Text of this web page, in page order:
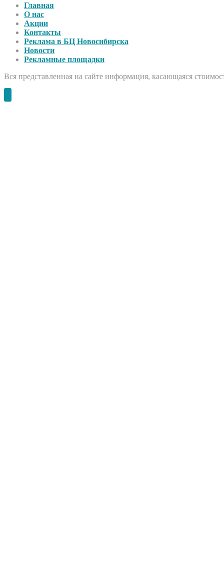
Главная
О нас
Акции
Контакты
Реклама в БЦ Новосибирска
Новости
Рекламные площадки
Вся представленная на сайте информация, касающаяся